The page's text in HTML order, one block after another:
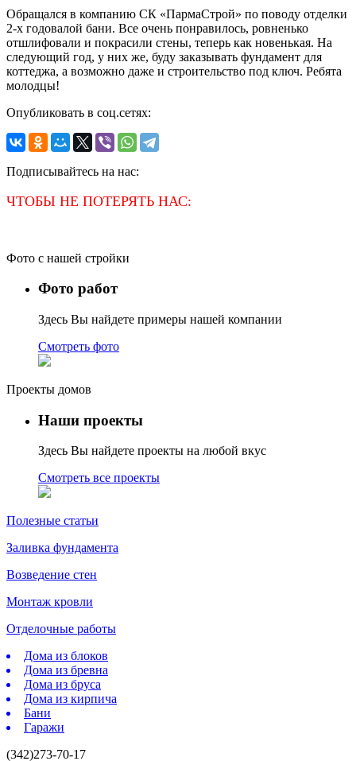
Обращался в компанию СК «ПармаСтрой» по поводу отделки
2-х годовалой бани. Все очень понравилось, ровненько
отшлифовали и покрасили стены, теперь как новенькая. На
следующий год, у них же, буду заказывать фундамент для
коттеджа, а возможно даже и строительство под ключ. Ребята
молодцы!
Опубликовать в соц.сетях:
Подписывайтесь на нас:
ЧТОБЫ НЕ ПОТЕРЯТЬ НАС:
Фото с нашей стройки
Фото работ
Здесь Вы найдете примеры нашей компании
Смотреть фото
Проекты домов
Наши проекты
Здесь Вы найдете проекты на любой вкус
Смотреть все проекты
Полезные статьи
Заливка фундамента
Возведение стен
Монтаж кровли
Отделочные работы
Дома из блоков
Дома из бревна
Дома из бруса
Дома из кирпича
Бани
Гаражи
(342)273-70-17